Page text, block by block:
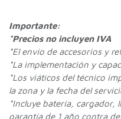
Importante:
*Precios no incluyen IVA
*El envío de accesorios y
*La implementación y
*Los viáticos del técnico
la zona y la fecha del
*Incluye batería, cargador,
garantía de 1 año contra